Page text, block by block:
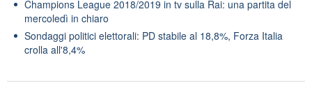
Champions League 2018/2019 in tv sulla Rai: una partita del
mercoledì in chiaro
Sondaggi politici elettorali: PD stabile al 18,8%, Forza Italia
crolla all'8,4%